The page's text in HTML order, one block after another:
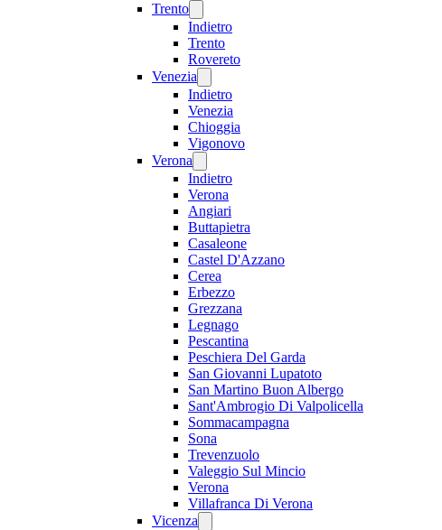
Trento
Indietro
Trento
Rovereto
Venezia
Indietro
Venezia
Chioggia
Vigonovo
Verona
Indietro
Verona
Angiari
Buttapietra
Casaleone
Castel D'Azzano
Cerea
Erbezzo
Grezzana
Legnago
Pescantina
Peschiera Del Garda
San Giovanni Lupatoto
San Martino Buon Albergo
Sant'Ambrogio Di Valpolicella
Sommacampagna
Sona
Trevenzuolo
Valeggio Sul Mincio
Verona
Villafranca Di Verona
Vicenza